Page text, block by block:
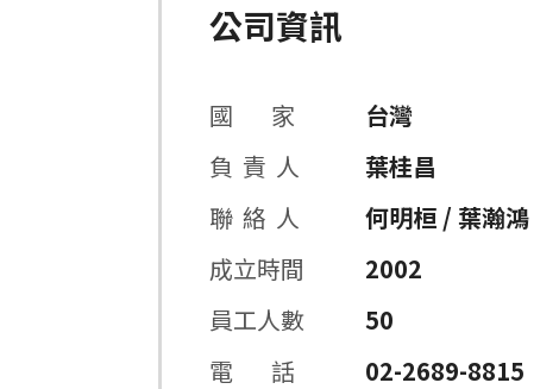
公司資訊
國 家
台灣
負 責 人
葉桂昌
聯 絡 人
何明桓 / 葉瀚鴻
成立時間
2002
員工人數
50
電 話
02-2689-8815